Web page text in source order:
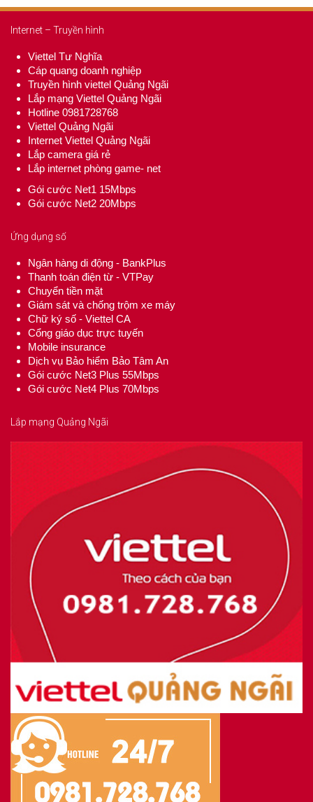
Internet – Truyền hình
Viettel Tư Nghĩa
Cáp quang doanh nghiệp
Truyền hình viettel Quảng Ngãi
Lắp mạng Viettel Quảng Ngãi
Hotline 0981728768
Viettel Quảng Ngãi
Internet Viettel Quảng Ngãi
Lắp camera giá rẻ
Lắp internet phòng game- net
Gói cước Net1 15Mbps
Gói cước Net2 20Mbps
Ứng dụng số
Ngân hàng di động - BankPlus
Thanh toán điện từ - VTPay
Chuyển tiền mặt
Giám sát và chống trộm xe máy
Chữ ký số - Viettel CA
Cổng giáo dục trực tuyến
Mobile insurance
Dịch vụ Bảo hiểm Bảo Tâm An
Gói cước Net3 Plus 55Mbps
Gói cước Net4 Plus 70Mbps
Lắp mạng Quảng Ngãi